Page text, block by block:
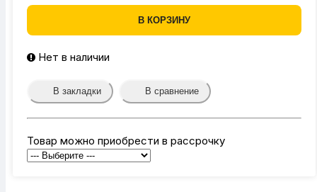
В КОРЗИНУ
Нет в наличии
В закладки В сравнение
Товар можно приобрести в рассрочку